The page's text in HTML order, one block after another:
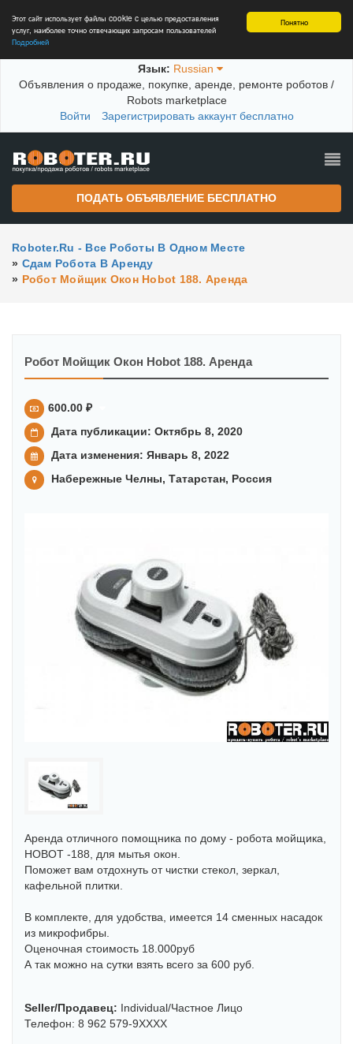
Понятно
Этот сайт использует файлы cookie c целью предоставления
услуг, наиболее точно отвечающих запросам пользователей
Подробней
Язык: Russian
Объявления о продаже, покупке, аренде, ремонте роботов /
Robots marketplace
Войти
Зарегистрировать аккаунт бесплатно
ПОДАТЬ ОБЪЯВЛЕНИЕ БЕСПЛАТНО
Roboter.ru - Все Роботы В Одном Месте
» Сдам Робота В Аренду
» Робот Мойщик Окон Hobot 188. Аренда
Робот Мойщик Окон Hobot 188. Аренда
600.00 ₽
Дата публикации: Октябрь 8, 2020
Дата изменения: Январь 8, 2022
Набережные Челны, Татарстан, Россия
Аренда отличного помощника по дому - робота мойщика,
HOBOT -188, для мытья окон.
Поможет вам отдохнуть от чистки стекол, зеркал,
кафельной плитки.
В комплекте, для удобства, имеется 14 сменных насадок
из микрофибры.
Оценочная стоимость 18.000руб
А так можно на сутки взять всего за 600 руб.
Seller/продавец: Individual/частное Лицо
Телефон: 8 962 579-9XXXX